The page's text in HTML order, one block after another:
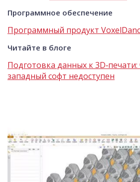
Программное обеспечение
Программный продукт
Читайте в блоге
Подготовка данных к
западный софт недоступен